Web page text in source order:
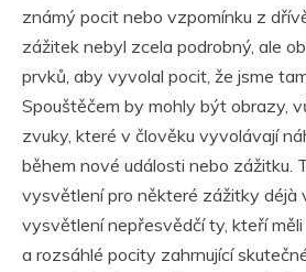
známý pocit nebo vzpomínku z
zážitek nebyl zcela podrobný, ale
prvků, aby vyvolal pocit, že jsme
Spouštěčem by mohly být obrazy,
zvuky, které v člověku vyvolávají
během nové události nebo zážitku.
vysvětlení pro některé zážitky déjà
vysvětlení nepřesvědčí ty, kteří
a rozsáhlé pocity zahrnující